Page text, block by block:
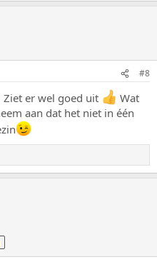
#8
Ziet er wel goed uit
Wat
aan dat het niet in één